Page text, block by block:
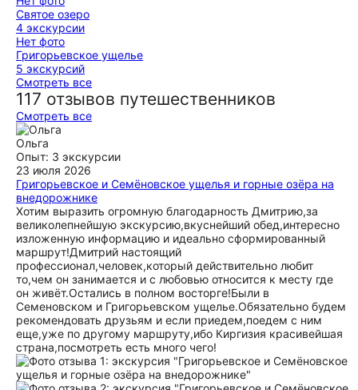
Святое озеро
4 экскурсии
Нет фото
Григорьевское ущелье
5 экскурсий
Смотреть все
117 отзывов путешественников
Смотреть все
Ольга
Опыт: 3 экскурсии
23 июля 2026
Григорьевское и Семёновское ущелья и горные озёра на
внедорожнике
Хотим выразить огромную благодарность Дмитрию,за
великолепнейшую экскурсию,вкуснейший обед,интересно
изложенную информацию и идеально сформированный
маршрут!Дмитрий настоящий
профессионал,человек,который действительно любит
то,чем он занимается и с любовью относится к месту где
он живёт.Остались в полном восторге!Были в
Семеновском и Григорьевском ущелье.Обязательно будем
рекомендовать друзьям и если приедем,поедем с ним
еще,уже по другому маршруту,ибо Киргизия красивейшая
страна,посмотреть есть много чего!